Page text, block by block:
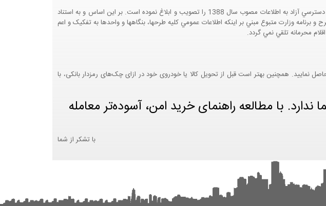
هيئت محترم دولت طي مصوبه شماره 99517/ت49016 ه مورخ 01/09/1393، آيين نامه اجرايي قانون انتشار و دسترسي آزاد به اطلاعات مصوب سال 1388 را تصويب و ابلاغ نموده است. بر اين اساس و به استناد
با تکيه بر نامه شماره 111321/60 مورخ 18/05/1394 معاونت محترم طرح و برنامه وزارت متبوع مبني بر اينکه اطلاعات عمومي کليه طرحها، بنگاهها و واحدها به تفکيک و اعم
محرمانه تلقي نمي گردد.
نمایید. همچنین بهتر است قبل از تحویل کالا یا خودروی خود در ازای چک‌های رمزدار بانکی، با
با مطالعه راهنمای خرید امن، آسوده‌تر معامله
با تشکر از شما